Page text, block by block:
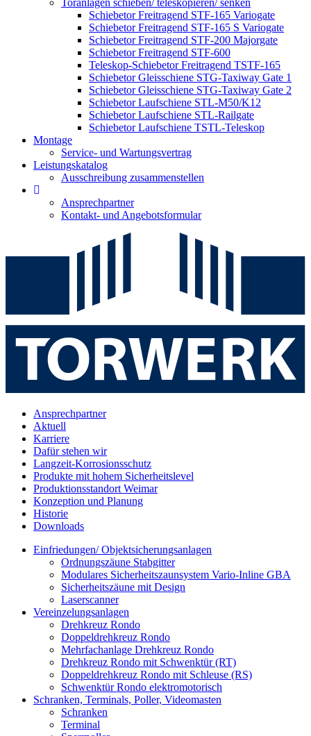
Toranlagen schieben/ teleskopieren/ senken
Schiebetor Freitragend STF-165 Variogate
Schiebetor Freitragend STF-165 S Variogate
Schiebetor Freitragend STF-200 Majorgate
Schiebetor Freitragend STF-600
Teleskop-Schiebetor Freitragend TSTF-165
Schiebetor Gleisschiene STG-Taxiway Gate 1
Schiebetor Gleisschiene STG-Taxiway Gate 2
Schiebetor Laufschiene STL-M50/K12
Schiebetor Laufschiene STL-Railgate
Schiebetor Laufschiene TSTL-Teleskop
Montage
Service- und Wartungsvertrag
Leistungskatalog
Ausschreibung zusammenstellen
Ansprechpartner
Kontakt- und Angebotsformular
Ansprechpartner
Aktuell
Karriere
Dafür stehen wir
Langzeit-Korrosionsschutz
Produkte mit hohem Sicherheitslevel
Produktionsstandort Weimar
Konzeption und Planung
Historie
Downloads
Einfriedungen/ Objektsicherungsanlagen
Ordnungszäune Stabgitter
Modulares Sicherheitszaunsystem Vario-Inline GBA
Sicherheitszäune mit Design
Laserscanner
Vereinzelungsanlagen
Drehkreuz Rondo
Doppeldrehkreuz Rondo
Mehrfachanlage Drehkreuz Rondo
Drehkreuz Rondo mit Schwenktür (RT)
Doppeldrehkreuz Rondo mit Schleuse (RS)
Schwenktür Rondo elektromotorisch
Schranken, Terminals, Poller, Videomasten
Schranken
Terminal